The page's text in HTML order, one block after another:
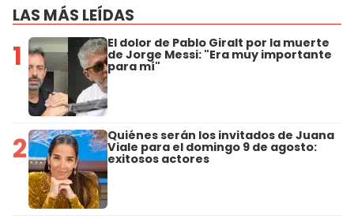
LAS MÁS LEÍDAS
1 El dolor de Pablo Giralt por la muerte
de Jorge Messi: "Era muy importante
para mí"
2 Quiénes serán los invitados de Juana
Viale para el domingo 9 de agosto:
exitosos actores